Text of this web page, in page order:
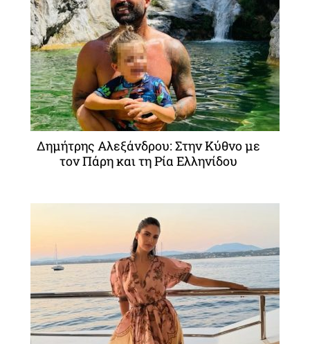
Δημήτρης Αλεξάνδρου: Στην Κύθνο με
τον Πάρη και τη Ρία Ελληνίδου